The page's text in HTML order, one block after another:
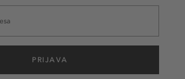
PRIJAVA